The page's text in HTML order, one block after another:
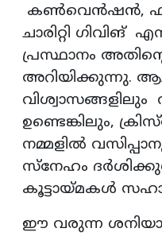
കൺവെൻഷൻ,
ചാരിറ്റി ഗിവിങ്
പ്രസ്ഥാനം
അറിയിക്കുന്നു.
വിശ്വാസങ്ങളിലും
ഉണ്ടെങ്കിലും,
നമ്മളിൽ
സ്നേഹം
കൂട്ടായ്മകൾ
ഈ വരുന്ന